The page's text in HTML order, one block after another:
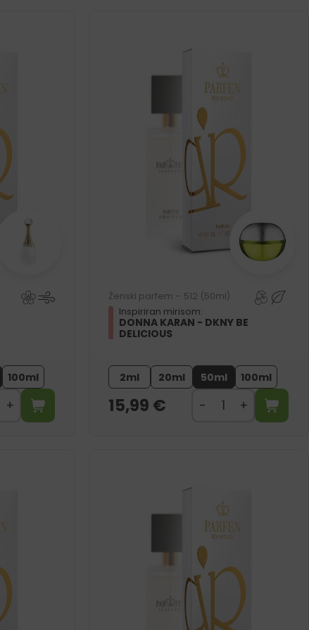
100ml
Ženski parfem – 512 (50ml)
Inspiriran mirisom:
DONNA KARAN - DKNY BE
DELICIOUS
2ml 20ml 50ml 100ml
15,99 €